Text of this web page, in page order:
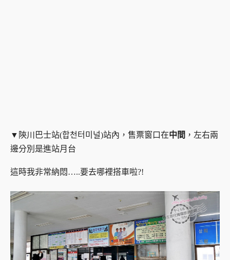
▼陝川巴士站(합천터미널)站內，售票窗口在中間 ，左右兩
邊分別是進站月台
這時我非常納悶…..要去哪裡搭車啦?!